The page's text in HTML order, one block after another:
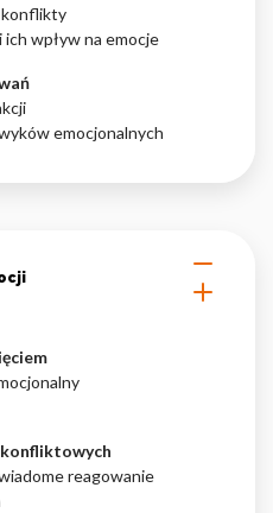
konflikty
wpływ na emocje
emocjonalnych
reagowanie